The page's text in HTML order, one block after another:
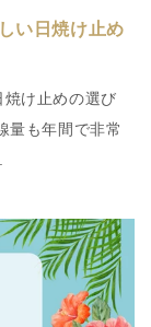
い日焼け止め
け止めの選び
量も年間で非常